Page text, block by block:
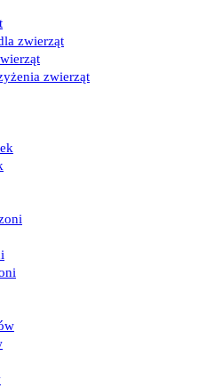
zwierząt
zwierząt